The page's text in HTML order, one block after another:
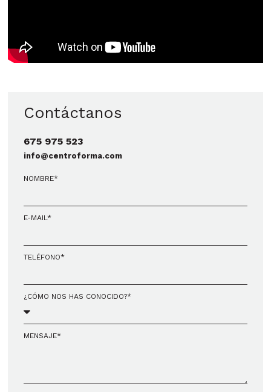
Contáctanos
675 975 523
info@centroforma.com
NOMBRE*
E-MAIL*
TELÉFONO*
¿CÓMO NOS HAS CONOCIDO?*
MENSAJE*